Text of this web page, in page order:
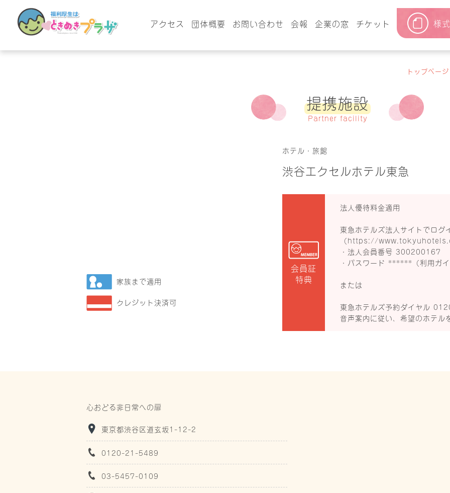
アクセス 団体概要 お問い合わせ 会報 企業の窓 チケット 様
トップページ
提携施設
Partner facility
家族まで適用
クレジット決済可
ホテル・旅館
渋谷エクセルホテル東急
会員証
特典
法人優待料金適用
東急ホテルズ法人サイトでログ
（https://
・法人会員番号 300200167
・パスワード ******（利用ガ
または
東急ホテルズ予約ダイヤル
音声案内に従い、希望のホテル
心おどる非日常への扉
東京都渋谷区道玄坂1-12-2
0120-21-5489
03-5457-0109